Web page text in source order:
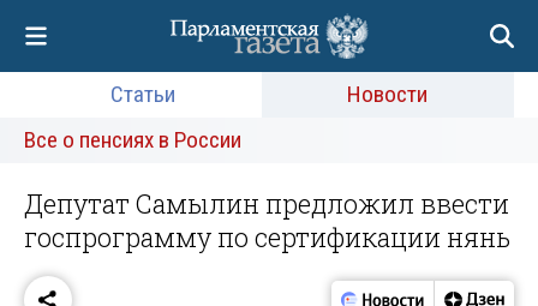
Статьи
Новости
Все о пенсиях в России
Депутат Самылин предложил ввести
госпрограмму по сертификации нянь